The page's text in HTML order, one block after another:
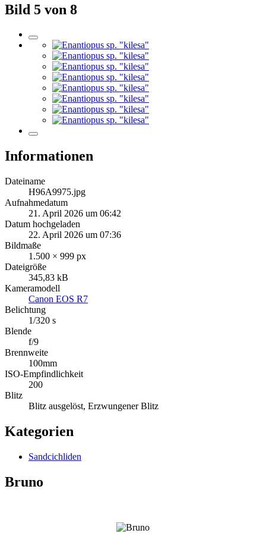
Bild 5 von 8
Informationen
Dateiname
H96A9975.jpg
Aufnahmedatum
21. April 2026 um 06:42
Datum hochgeladen
22. April 2026 um 07:36
Bildmaße
1.500 × 999 px
Dateigröße
345,83 kB
Kameramodell
Canon EOS R7
Belichtung
1/320 s
Blende
f/9
Brennweite
100mm
ISO-Empfindlichkeit
200
Blitz
Blitz ausgelöst, Erzwungener Blitz
Kategorien
Sandcichliden
Bruno